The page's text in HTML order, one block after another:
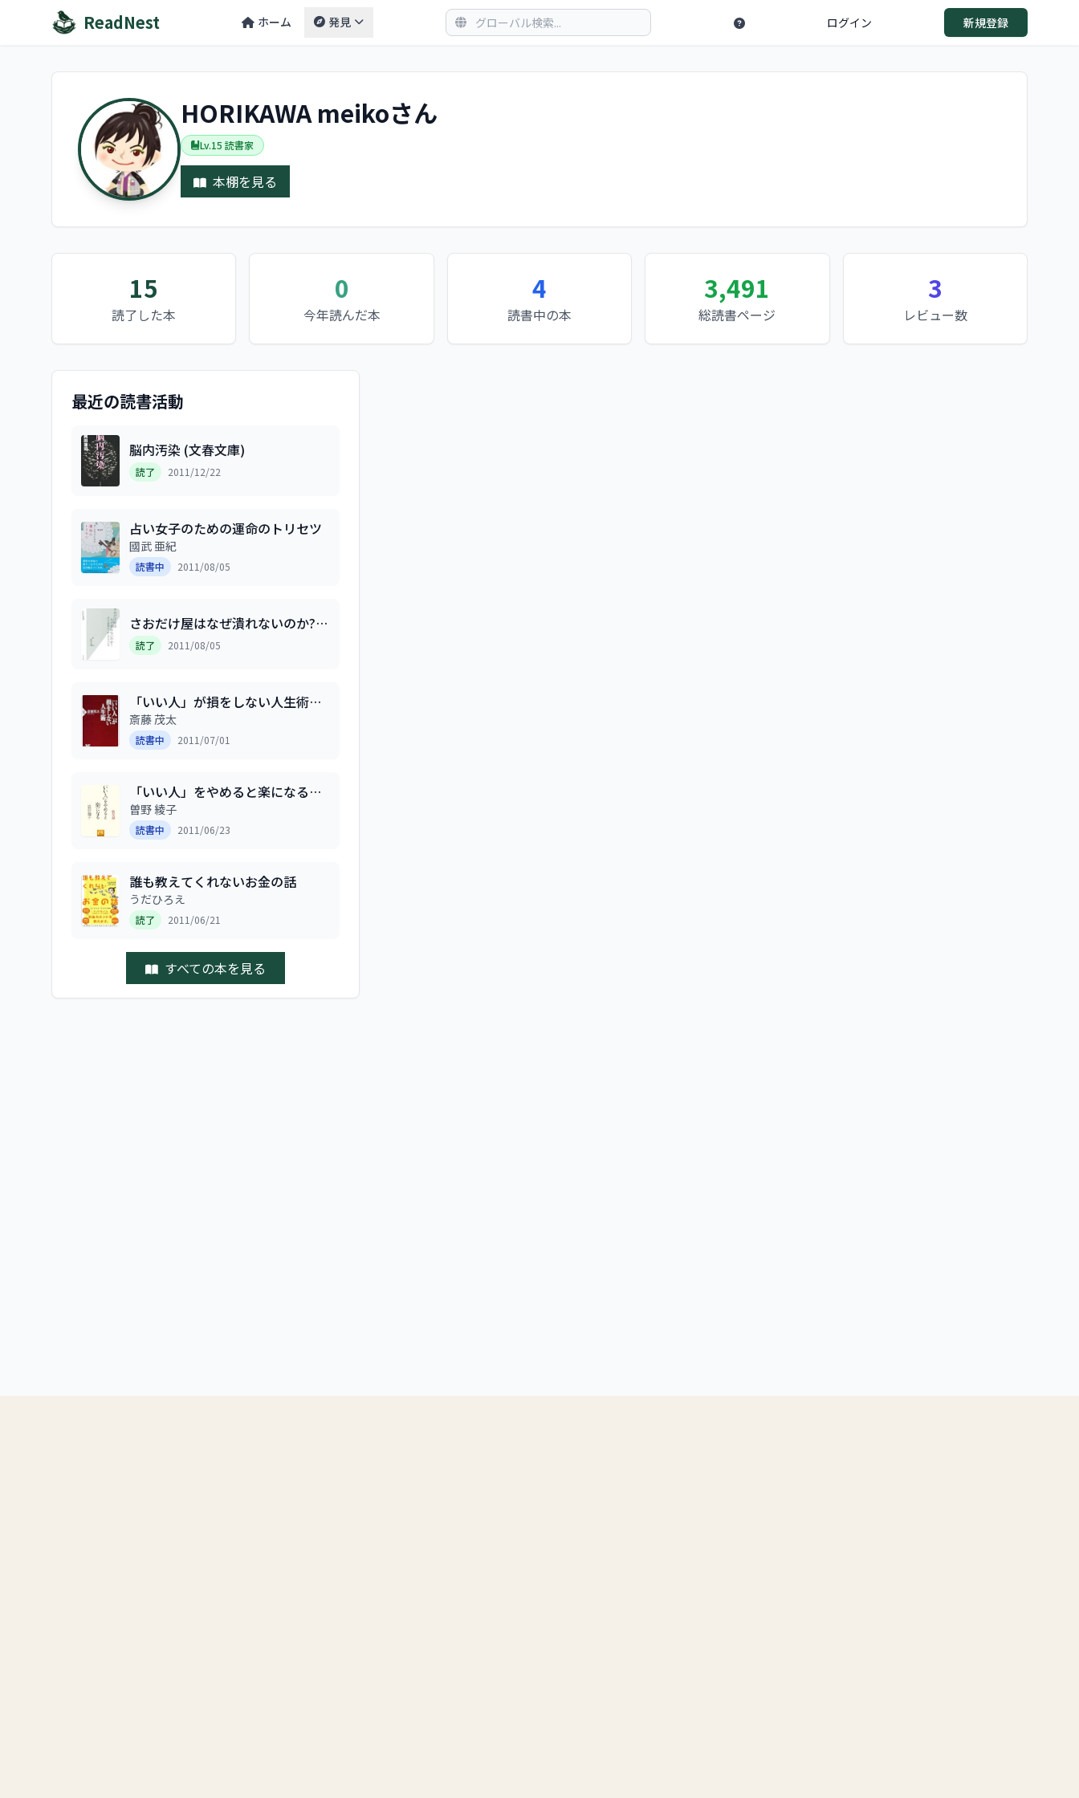
ReadNest ホーム 発見 ログイン 新規登録
HORIKAWA meikoさん
Lv.15 読書家
本棚を見る
15
読了した本
0
今年読んだ本
4
読書中の本
3,491
総読書ページ
3
レビュー数
最近の読書活動
脳内汚染 (文春文庫)
読了 2011/12/22
占い女子のための運命のトリセツ
國武 亜紀
読書中 2011/08/05
さおだけ屋はなぜ潰れないのか?
身近な疑問からはじめる会計学 (光
文社新書)
読了 2011/08/05
「いい人」が損をしない人生術
(PHP新書)
斎藤 茂太
読書中 2011/07/01
「いい人」をやめると楽になる―
敬友録 (祥伝社黄金文庫)
曽野 綾子
読書中 2011/06/23
誰も教えてくれないお金の話
うだひろえ
読了 2011/06/21
すべての本を見る